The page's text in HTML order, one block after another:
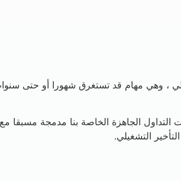
، وهي مهام قد تستغرق شهورا أو حتى
الجاهزة الخاصة بنا مدمجة مسبقا مع
التشغيلي.